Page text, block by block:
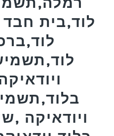
לוד,בית חבד
ויודאיקה